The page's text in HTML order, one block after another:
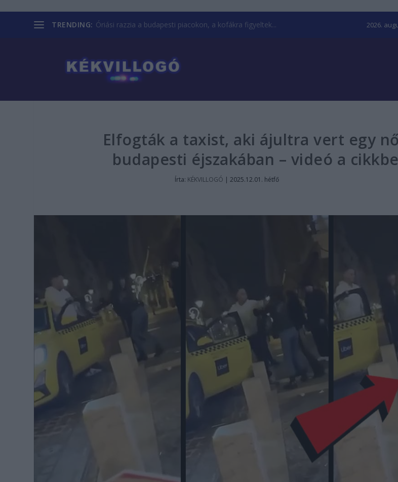
TRENDING: Óriási razzia a budapesti piacokon, a kofákra figyeltek... 2026.
Elfogták a taxist, aki ájultra vert egy
budapesti éjszakában – videó a
Írta: KÉKVILLOGÓ |2025.12.01. hétfő